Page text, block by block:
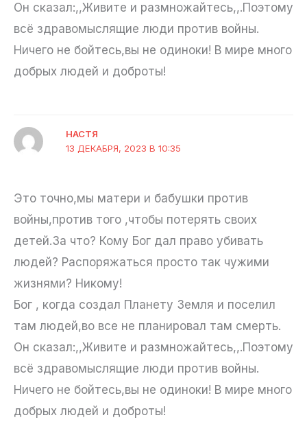
Он сказал:,,Живите и размножайтесь,,.Поэтому
всё здравомыслящие люди против войны.
Ничего не бойтесь,вы не одиноки! В мире много
добрых людей и доброты!
НАСТЯ
13 ДЕКАБРЯ, 2023 В 10:35
Это точно,мы матери и бабушки против
войны,против того ,чтобы потерять своих
детей.За что? Кому Бог дал право убивать
людей? Распоряжаться просто так чужими
жизнями? Никому!
Бог , когда создал Планету Земля и поселил
там людей,во все не планировал там смерть.
Он сказал:,,Живите и размножайтесь,,.Поэтому
всё здравомыслящие люди против войны.
Ничего не бойтесь,вы не одиноки! В мире много
добрых людей и доброты!